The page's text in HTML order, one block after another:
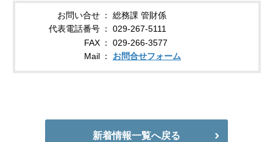
お問い合せ
総務課 管財係
代表電話番号
029-267-5111
FAX
029-266-3577
Mail
お問合せフォーム
新着情報一覧へ戻る